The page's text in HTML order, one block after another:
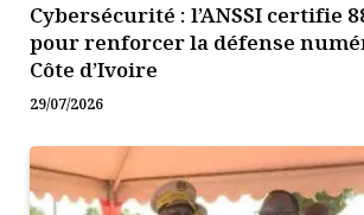
Cybersécurité : l’ANSSI certifie
pour renforcer la défense
Côte d’Ivoire
29/07/2026